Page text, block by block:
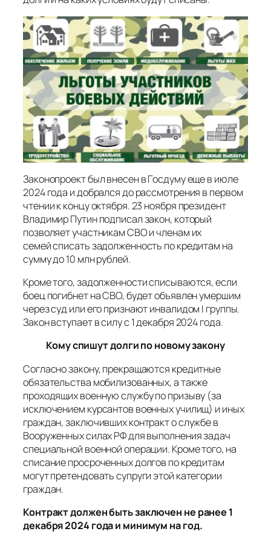
Законопроект был внесен в Госдуму еще в июле
2024 года и добрался до рассмотрения в первом
чтении к концу октября. 23 ноября президент
Владимир Путин подписал закон, который
позволяет участникам СВО и членам их
семей списать задолженность по кредитам на
сумму до 10 млн рублей.
Кроме того, задолженности списываются, если
боец погибнет на СВО, будет объявлен умершим
через суд или его признают инвалидом I группы.
Закон вступает в силу с 1 декабря 2024 года.
Кому спишут долги по новому закону
Согласно закону, прекращаются кредитные
обязательства мобилизованных, а также
проходящих военную службу по призыву (за
исключением курсантов военных училищ) и иных
граждан, заключивших контракт о службе в
Вооруженных силах РФ для выполнения задач
специальной военной операции. Кроме того, на
списание просроченных долгов по кредитам
могут претендовать супруги этой категории
граждан.
Контракт должен быть заключен не ранее 1
декабря 2024 года и минимум на год.